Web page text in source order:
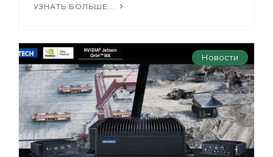
УЗНАТЬ БОЛЬШЕ...
Новости